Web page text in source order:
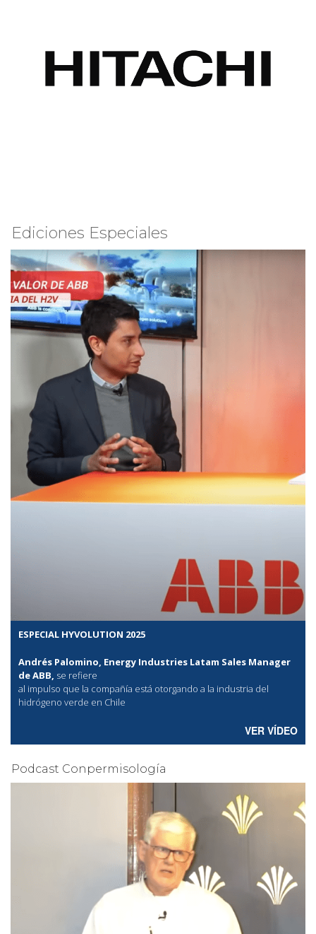
Ediciones Especiales
ESPECIAL HYVOLUTION 2025
Andrés Palomino, Energy Industries Latam Sales Manager
de ABB, se refiere
al impulso que la compañía está otorgando a la industria del
hidrógeno verde en Chile
VER VÍDEO
Podcast Conpermisología